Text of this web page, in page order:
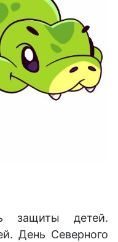
защиты детей.
День Северного